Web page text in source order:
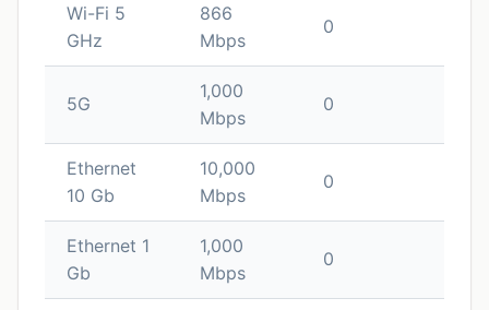
Wi-Fi 5
GHz
866
Mbps
0
5G
1,000
Mbps
0
Ethernet
10 Gb
10,000
Mbps
0
Ethernet 1
Gb
1,000
Mbps
0